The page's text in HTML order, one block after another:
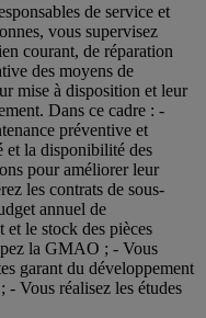
de service et
vous supervisez
courant, de réparation
des moyens de
mise à disposition et leur
Dans ce cadre : -
préventive et
et la disponibilité des
pour améliorer leur
les contrats de sous-
annuel de
le stock des pièces
la GMAO ; - Vous
garant du développement
- Vous réalisez les études